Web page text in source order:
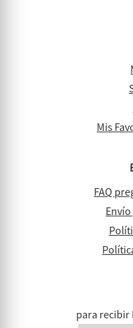
Mis
FAQ
para recibir